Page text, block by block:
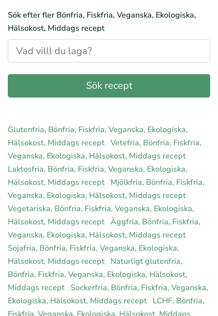
Sök efter fler Bönfria, Fiskfria, Veganska, Ekologiska,
Hälsokost, Middags recept
Glutenfria, Bönfria, Fiskfria, Veganska, Ekologiska,
Hälsokost, Middags recept Vetefria, Bönfria, Fiskfria,
Veganska, Ekologiska, Hälsokost, Middags recept
Laktosfria, Bönfria, Fiskfria, Veganska, Ekologiska,
Hälsokost, Middags recept Mjölkfria, Bönfria, Fiskfria,
Veganska, Ekologiska, Hälsokost, Middags recept
Vegetariska, Bönfria, Fiskfria, Veganska, Ekologiska,
Hälsokost, Middags recept Äggfria, Bönfria, Fiskfria,
Veganska, Ekologiska, Hälsokost, Middags recept
Sojafria, Bönfria, Fiskfria, Veganska, Ekologiska,
Hälsokost, Middags recept Naturligt glutenfria,
Bönfria, Fiskfria, Veganska, Ekologiska, Hälsokost,
Middags recept Sockerfria, Bönfria, Fiskfria, Veganska,
Ekologiska, Hälsokost, Middags recept LCHF, Bönfria,